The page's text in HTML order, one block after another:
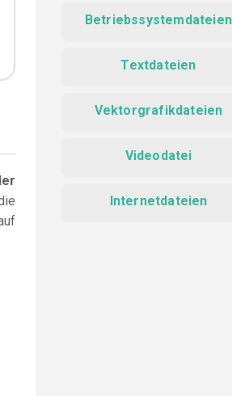
Betriebssystemdateien
Textdateien
Vektorgrafikdateien
Videodatei
Internetdateien